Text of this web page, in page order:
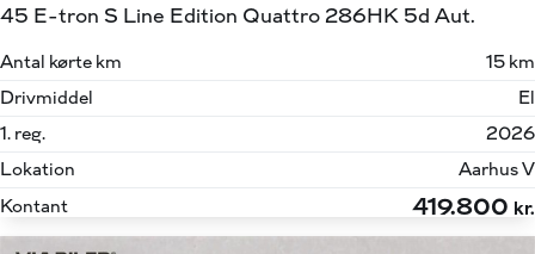
45 E-tron S Line Edition Quattro 286HK 5d Aut.
Antal kørte km
15 km
Drivmiddel
El
1. reg.
2026
Lokation
Aarhus V
Kontant
419.800 kr.